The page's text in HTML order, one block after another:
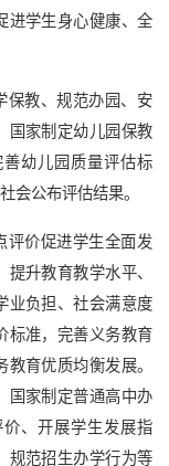
进学生身心健康、全
保教、规范办园、安
国家制定幼儿园保教
幼儿园质量评估标
会公布评估结果。
评价促进学生全面发
升教育教学水平、
业负担、社会满意度
标准，完善义务教育
育优质均衡发展。
国家制定普通高中办
、开展学生发展指
规范招生办学行为等